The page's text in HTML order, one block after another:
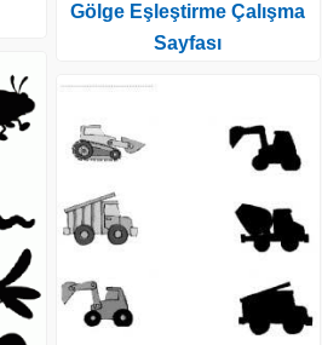
Gölge Eşleştirme Çalışma
Sayfası